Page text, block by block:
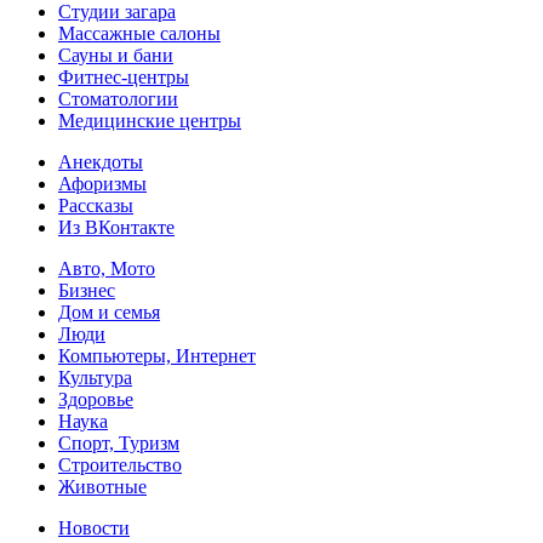
Студии загара
Массажные салоны
Сауны и бани
Фитнес-центры
Стоматологии
Медицинские центры
Анекдоты
Афоризмы
Рассказы
Из ВКонтакте
Авто, Мото
Бизнес
Дом и семья
Люди
Компьютеры, Интернет
Культура
Здоровье
Наука
Спорт, Туризм
Строительство
Животные
Новости